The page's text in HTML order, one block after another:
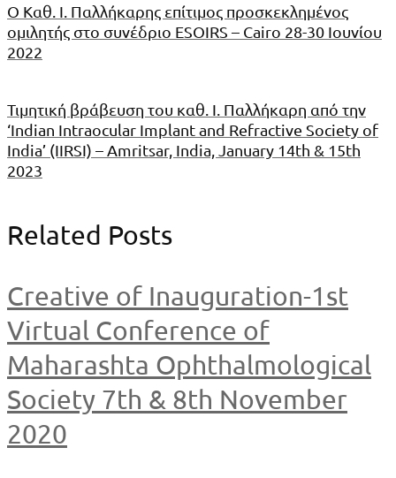
Ο Καθ. Ι. Παλλήκαρης επίτιμος προσκεκλημένος
ομιλητής στο συνέδριο ESOIRS – Cairo 28-30 Ιουνίου
2022
Τιμητική βράβευση του καθ. Ι. Παλλήκαρη από την
‘Indian Intraocular Implant and Refractive Society of
India’ (IIRSI) – Amritsar, India, January 14th & 15th
2023
Related Posts
Creative of Inauguration-1st
Virtual Conference of
Maharashta Ophthalmological
Society 7th & 8th November
2020